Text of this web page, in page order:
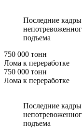
Последние кадры
подъема
750 000 тонн
Лома к переработке
750 000 тонн
Лома к переработке
Последние кадры
подъема